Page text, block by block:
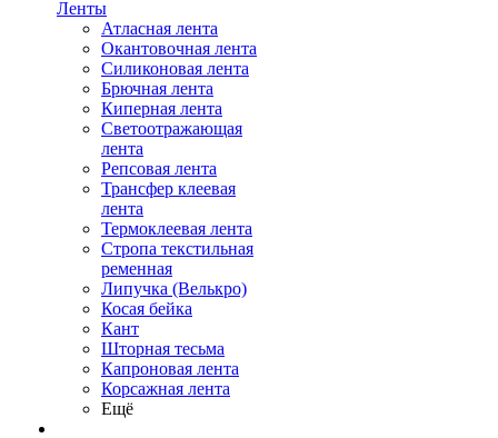
Ленты
Атласная лента
Окантовочная лента
Силиконовая лента
Брючная лента
Киперная лента
Светоотражающая
лента
Репсовая лента
Трансфер клеевая
лента
Термоклеевая лента
Стропа текстильная
ременная
Липучка (Велькро)
Косая бейка
Кант
Шторная тесьма
Капроновая лента
Корсажная лента
Ещё